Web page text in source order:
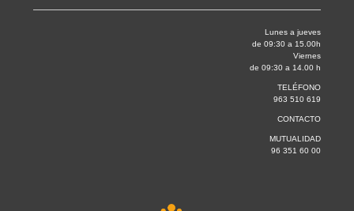
Lunes a jueves
de 09:30 a 15.00h
Viernes
de 09:30 a 14.00 h
TELÉFONO
963 510 619
CONTACTO
MUTUALIDAD
96 351 60 00